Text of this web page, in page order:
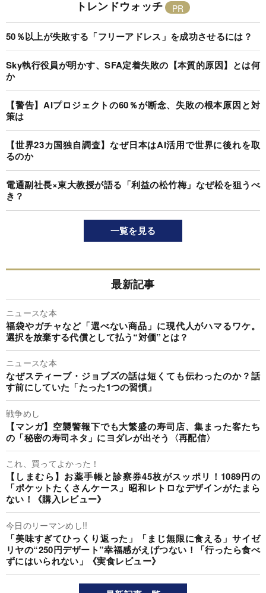
トレンドウォッチ
50％以上が失敗する「フリーアドレス」を成功させるには？
Sky執行役員が明かす、SFA定着失敗の【本質的原因】とは何
か
【警告】AIプロジェクトの60％が断念、失敗の根本原因と対
策は
【世界23カ国独自調査】なぜ日本はAI活用で世界に後れを取
るのか
電通副社長×東大教授が語る「利益の松竹梅」なぜ松を狙うべ
き？
一覧を見る
最新記事
ニュースな本
福袋やガチャなど「選べない商品」に現代人がハマるワケ。
選択を放棄する代償として払う“対価”とは？
ニュースな本
なぜスティーブ・ジョブズの話は短くても伝わったのか？話
す前にしていた「たった1つの習慣」
戦争めし
【マンガ】空襲警報下でも大繁盛の寿司店、集まった客たち
の「秘密の寿司ネタ」にヨダレが出そう〈再配信〉
これ、買ってよかった！
【しまむら】お薬手帳と診察券45枚がスッポリ！1089円の
「ポケットたくさんケース」昭和レトロなデザインがたまら
ない！《購入レビュー》
今日のリーマンめし!!
「美味すぎてひっくり返った」「まじ無限に食える」サイゼ
リヤの“250円デザート”幸福感がえげつない！「行ったら食べ
ずにはいられない」《実食レビュー》